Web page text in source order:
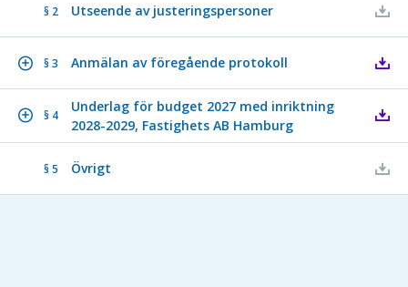
§ 2 Utseende av justeringspersoner
§ 3 Anmälan av föregående protokoll
§ 4
Underlag för budget 2027 med inriktning
2028-2029, Fastighets AB Hamburg
§ 5 Övrigt